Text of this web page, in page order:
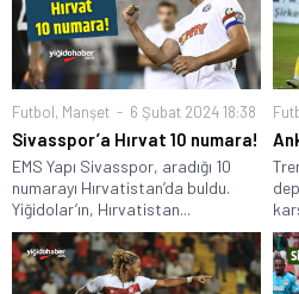
Futbol, Manşet 6 Şubat 2024 18:38
Sivasspor’a Hırvat 10 numara!
EMS Yapı Sivasspor, aradığı 10
numarayı Hırvatistan’da buldu.
Yiğidolar’ın, Hırvatistan...